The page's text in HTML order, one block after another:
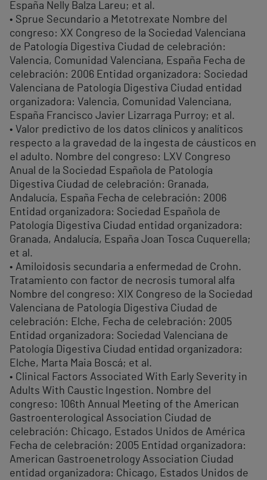
España Nelly Balza Lareu; et al.
• Sprue Secundario a Metotrexate Nombre del
congreso: XX Congreso de la Sociedad Valenciana
de Patología Digestiva Ciudad de celebración:
Valencia, Comunidad Valenciana, España Fecha de
celebración: 2006 Entidad organizadora: Sociedad
Valenciana de Patología Digestiva Ciudad entidad
organizadora: Valencia, Comunidad Valenciana,
España Francisco Javier Lizarraga Purroy; et al.
• Valor predictivo de los datos clínicos y analíticos
respecto a la gravedad de la ingesta de cáusticos en
el adulto. Nombre del congreso: LXV Congreso
Anual de la Sociedad Española de Patología
Digestiva Ciudad de celebración: Granada,
Andalucía, España Fecha de celebración: 2006
Entidad organizadora: Sociedad Española de
Patología Digestiva Ciudad entidad organizadora:
Granada, Andalucía, España Joan Tosca Cuquerella;
et al.
• Amiloidosis secundaria a enfermedad de Crohn.
Tratamiento con factor de necrosis tumoral alfa
Nombre del congreso: XIX Congreso de la Sociedad
Valenciana de Patología Digestiva Ciudad de
celebración: Elche, Fecha de celebración: 2005
Entidad organizadora: Sociedad Valenciana de
Patología Digestiva Ciudad entidad organizadora:
Elche, Marta Maia Boscá; et al.
• Clinical Factors Associated With Early Severity in
Adults With Caustic Ingestion. Nombre del
congreso: 106th Annual Meeting of the American
Gastroenterological Association Ciudad de
celebración: Chicago, Estados Unidos de América
Fecha de celebración: 2005 Entidad organizadora:
American Gastroenetrology Association Ciudad
entidad organizadora: Chicago, Estados Unidos de